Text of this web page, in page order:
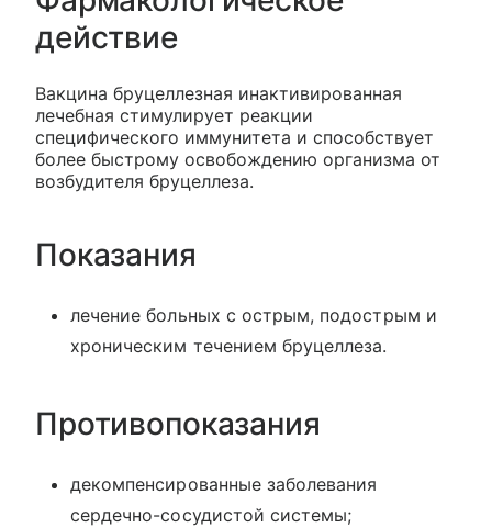
действие
Вакцина бруцеллезная инактивированная
лечебная стимулирует реакции
специфического иммунитета и способствует
более быстрому освобождению организма от
возбудителя бруцеллеза.
Показания
лечение больных с острым, подострым и
хроническим течением бруцеллеза.
Противопоказания
декомпенсированные заболевания
сердечно-сосудистой системы;